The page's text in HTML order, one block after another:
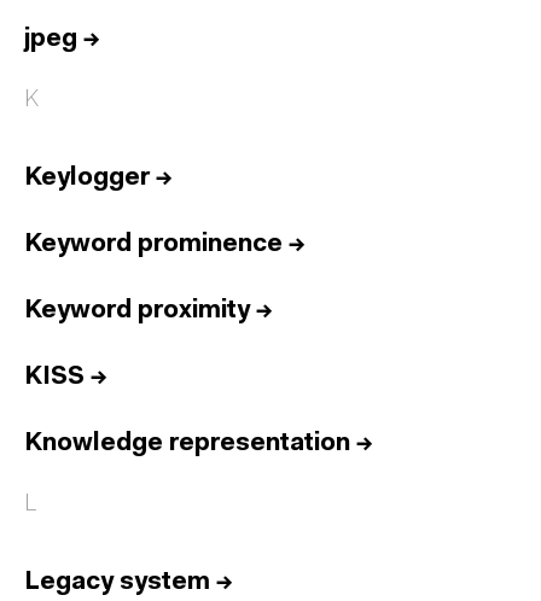
jpeg →
K
Keylogger→
Keyword prominence →
Keyword proximity→
KISS →
Knowledge representation →
L
Legacy system →